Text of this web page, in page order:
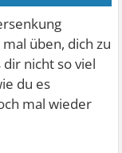
üben, dich zu
nicht so viel
du es
mal wieder